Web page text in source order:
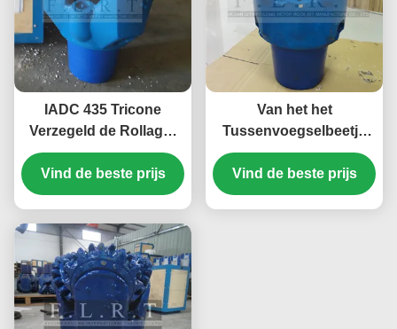
IADC 435 Tricone
Verzegeld de Rollager
van het Rolbeetje voor
Bouwmateriaal
Vind de beste prijs
Van het het
Tussenvoegselbeetje
van het wolframcarbide
het Beetje van de de
Kegelboor/Rol voor
Vind de beste prijs